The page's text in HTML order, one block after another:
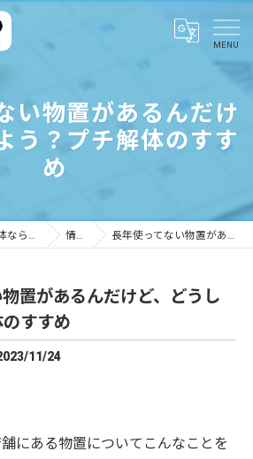
い物置があるんだけ
う？プチ解体のすす
め
愛知県尾張旭市の解体ならMODEReNO ～原状回復・解体工事のモドリーノ～ 情報ブログ 長年使ってない物置があるんだけど、どうしよう？プチ解体のすすめ
置があるんだけど、どうし
すすめ
11/24
にある物置についてこんなことを